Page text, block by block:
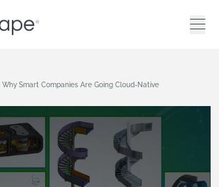
Why Smart Companies Are Going Cloud-Native